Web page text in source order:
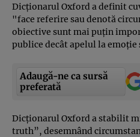
Dicţionarul Oxford a definit
"face referire sau denotă
obiective sunt mai puţin
publice decât apelul la
Adaugă-ne ca sursă
preferată
Dicţionarul Oxford a stabilit
truth”, desemnând